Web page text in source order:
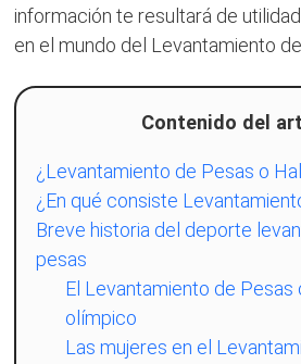
información te resultará de
en el mundo del Levantamiento
Contenido del
¿Levantamiento de Pesas o
¿En qué consiste
Breve historia del deporte
pesas
El Levantamiento de
olímpico
Las mujeres en el